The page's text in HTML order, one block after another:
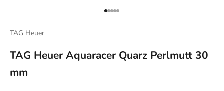
Gehe zu Element 1
Gehe zu Element 2
Gehe zu Element 3
Gehe zu Element 4
Gehe zu Element 5
TAG Heuer
TAG Heuer Aquaracer Quarz Perlmutt 30
mm